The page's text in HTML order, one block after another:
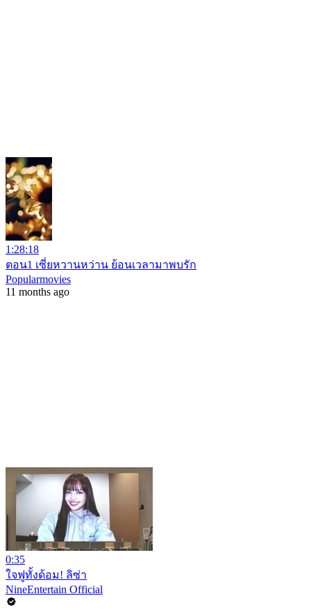
1:28:18
ตอน1 เซี่ยหวานหว่าน ย้อนเวลามาพบรัก
Popularmovies
11 months ago
0:35
ใจฟูทั้งด้อม! ลิซ่า
NineEntertain Official